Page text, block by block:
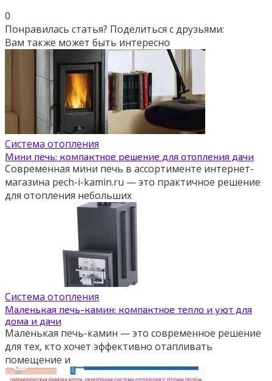
0
Понравилась статья? Поделиться с друзьями:
Вам также может быть интересно
Система отопления
Мини печь: компактное решение для отопления дачи
Современная мини печь в ассортименте интернет-
магазина pech-i-kamin.ru — это практичное решение
для отопления небольших
Система отопления
Маленькая печь-камин: компактное тепло и уют для
дома и дачи
Маленькая печь-камин — это современное решение
для тех, кто хочет эффективно отапливать
помещение и